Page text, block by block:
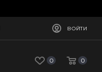
ВОЙТИ
0 0